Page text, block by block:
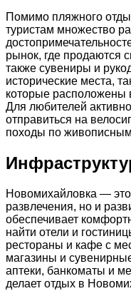
Помимо пляжного
туристам множество
рынок, где продаются
также сувениры и
исторические места,
которые расположены
Для любителей
отправиться на
походы по
Новомихайловка —
развлечения, но и
обеспечивает
найти отели и
рестораны и кафе с
магазины и
аптеки, банкоматы и
делает отдых в